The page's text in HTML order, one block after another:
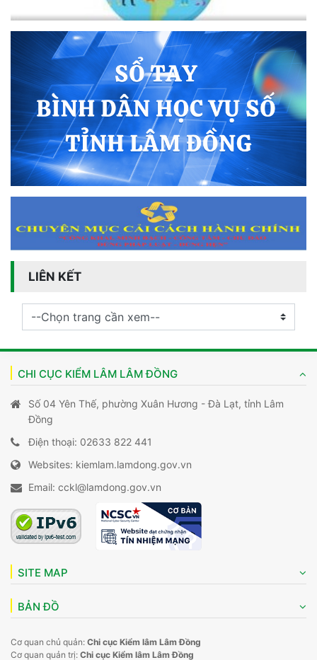
LIÊN KẾT
CHI CỤC KIỂM LÂM LÂM ĐỒNG
Số 04 Yên Thế, phường Xuân Hương - Đà Lạt, tỉnh Lâm
Đồng
Điện thoại: 02633 822 441
Websites: kiemlam.lamdong.gov.vn
Email: cckl@lamdong.gov.vn
SITE MAP
BẢN ĐỒ
Cơ quan chủ quản: Chi cục Kiểm lâm Lâm Đồng
Cơ quan quản trị: Chi cục Kiểm lâm Lâm Đồng